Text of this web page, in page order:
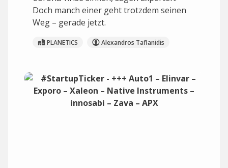
Doch manch einer geht trotzdem seinen
Weg – gerade jetzt.
PLANETICS Alexandros Taflanidis